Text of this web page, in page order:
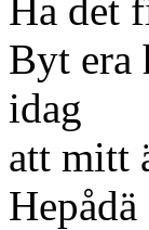
Ha det
Byt era
idag
att mitt
Hepådä